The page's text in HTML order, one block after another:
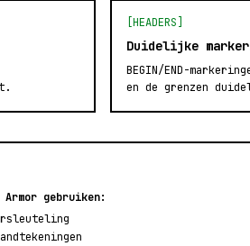
[HEADERS]
Duidelijke
BEGIN/END-
en de grenzen
Armor gebruiken: